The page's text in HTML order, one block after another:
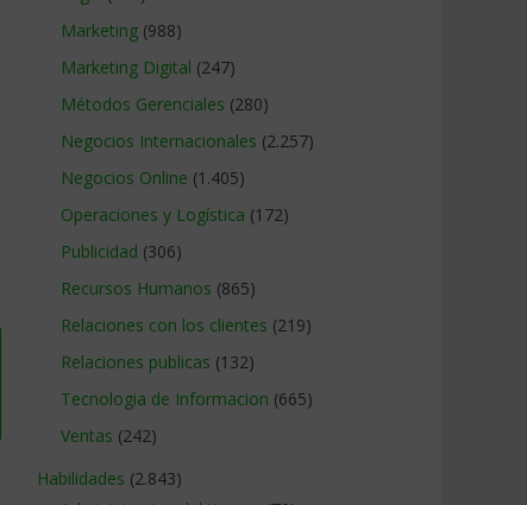
Marketing (988)
Marketing Digital (247)
Métodos Gerenciales (280)
Negocios Internacionales (2.257)
Negocios Online (1.405)
Operaciones y Logística (172)
Publicidad (306)
Recursos Humanos (865)
Relaciones con los clientes (219)
Relaciones publicas (132)
Tecnologia de Informacion (665)
Ventas (242)
Habilidades (2.843)